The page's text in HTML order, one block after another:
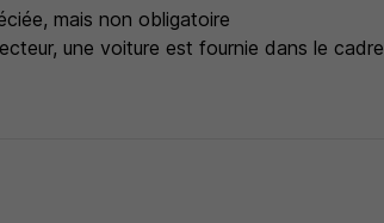
mais non obligatoire
une voiture est fournie dans le